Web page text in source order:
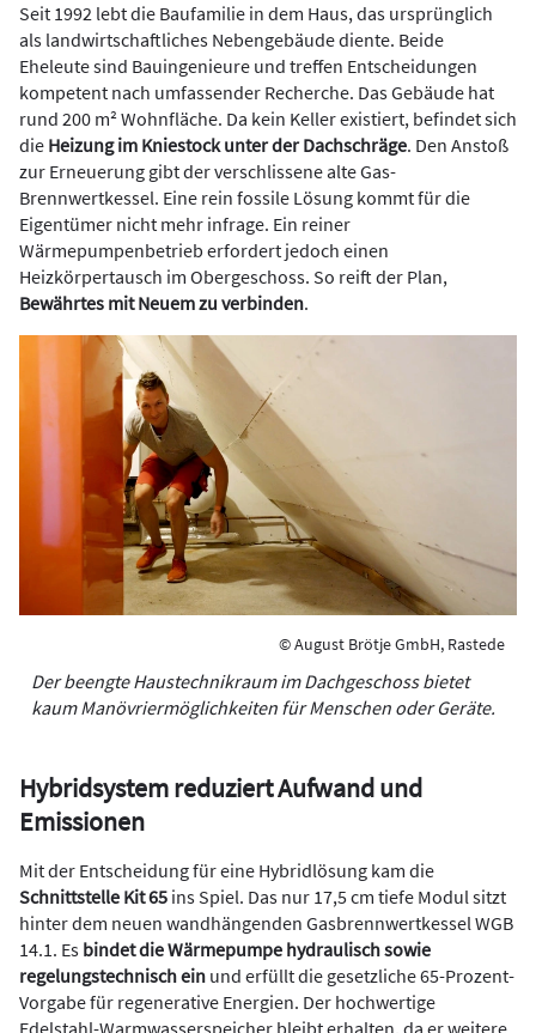
Seit 1992 lebt die Baufamilie in dem Haus, das ursprünglich
als landwirtschaftliches Nebengebäude diente. Beide
Eheleute sind Bauingenieure und treffen Entscheidungen
kompetent nach umfassender Recherche. Das Gebäude hat
rund 200 m² Wohnfläche. Da kein Keller existiert, befindet sich
die Heizung im Kniestock unter der Dachschräge. Den Anstoß
zur Erneuerung gibt der verschlissene alte Gas-
Brennwertkessel. Eine rein fossile Lösung kommt für die
Eigentümer nicht mehr infrage. Ein reiner
Wärmepumpenbetrieb erfordert jedoch einen
Heizkörpertausch im Obergeschoss. So reift der Plan,
Bewährtes mit Neuem zu verbinden.
© August Brötje GmbH, Rastede
Der beengte Haustechnikraum im Dachgeschoss bietet
kaum Manövriermöglichkeiten für Menschen oder Geräte.
Hybridsystem reduziert Aufwand und
Emissionen
Mit der Entscheidung für eine Hybridlösung kam die
Schnittstelle Kit 65 ins Spiel. Das nur 17,5 cm tiefe Modul sitzt
hinter dem neuen wandhängenden Gasbrennwertkessel WGB
14.1. Es bindet die Wärmepumpe hydraulisch sowie
regelungstechnisch ein und erfüllt die gesetzliche 65-Prozent-
Vorgabe für regenerative Energien. Der hochwertige